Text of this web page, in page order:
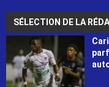
SÉLECTION DE LA